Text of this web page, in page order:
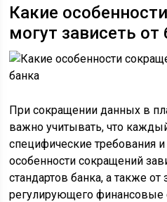
Какие
могут зависеть от
При сокращении данных в
важно учитывать, что
специфические требования
особенности сокращений
стандартов банка, а также от
регулирующего финансовые